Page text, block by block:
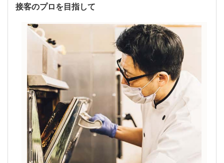
接客のプロを目指して